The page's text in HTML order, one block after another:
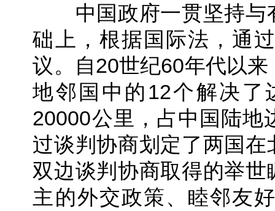
中国政府一贯坚持与
础上，根据国际法，通
议。自20世纪60年代以
地邻国中的12个解决了
20000公里，占中国陆地
过谈判协商划定了两国
双边谈判协商取得的举
主的外交政策、睦邻友